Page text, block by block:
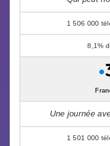
1 506 000
8,1%
Une journée
1 501 000